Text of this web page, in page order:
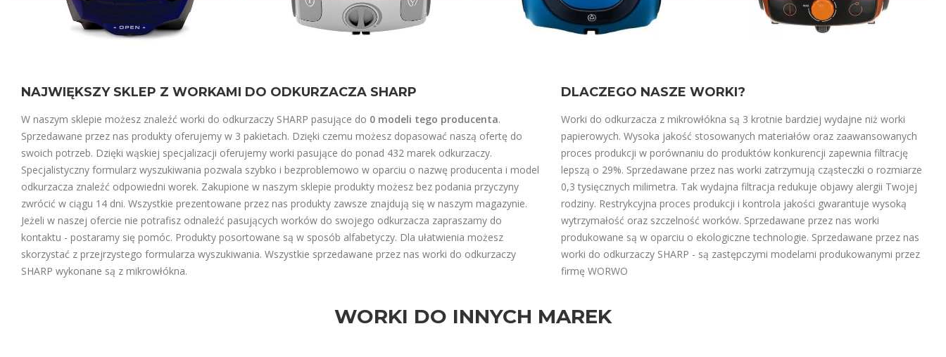
NAJWIĘKSZY SKLEP Z WORKAMI DO ODKURZACZA SHARP
W naszym sklepie możesz znaleźć worki do odkurzaczy SHARP pasujące do 0 modeli tego producenta.
Sprzedawane przez nas produkty oferujemy w 3 pakietach. Dzięki czemu możesz dopasować naszą ofertę do
swoich potrzeb. Dzięki wąskiej specjalizacji oferujemy worki pasujące do ponad 432 marek odkurzaczy.
Specjalistyczny formularz wyszukiwania pozwala szybko i bezproblemowo w oparciu o nazwę producenta i model
odkurzacza znaleźć odpowiedni worek. Zakupione w naszym sklepie produkty możesz bez podania przyczyny
zwrócić w ciągu 14 dni. Wszystkie prezentowane przez nas produkty zawsze znajdują się w naszym magazynie.
Jeżeli w naszej ofercie nie potrafisz odnaleźć pasujących worków do swojego odkurzacza zapraszamy do
kontaktu - postaramy się pomóc. Produkty posortowane są w sposób alfabetyczy. Dla ułatwienia możesz
skorzystać z przejrzystego formularza wyszukiwania. Wszystkie sprzedawane przez nas worki do odkurzaczy
SHARP wykonane są z mikrowłókna.
DLACZEGO NASZE WORKI?
Worki do odkurzacza z mikrowłókna są 3 krotnie bardziej wydajne niż worki
papierowych. Wysoka jakość stosowanych materiałów oraz zaawansowanych
proces produkcji w porównaniu do produktów konkurencji zapewnia filtrację
lepszą o 29%. Sprzedawane przez nas worki zatrzymują cząsteczki o rozmiarze
0,3 tysięcznych milimetra. Tak wydajna filtracja redukuje objawy alergii Twojej
rodziny. Restrykcyjna proces produkcji i kontrola jakości gwarantuje wysoką
wytrzymałość oraz szczelność worków. Sprzedawane przez nas worki
produkowane są w oparciu o ekologiczne technologie. Sprzedawane przez nas
worki do odkurzaczy SHARP - są zastępczymi modelami produkowanymi przez
firmę WORWO
WORKI DO INNYCH MAREK